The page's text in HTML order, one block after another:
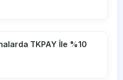
TKPAY İle %10